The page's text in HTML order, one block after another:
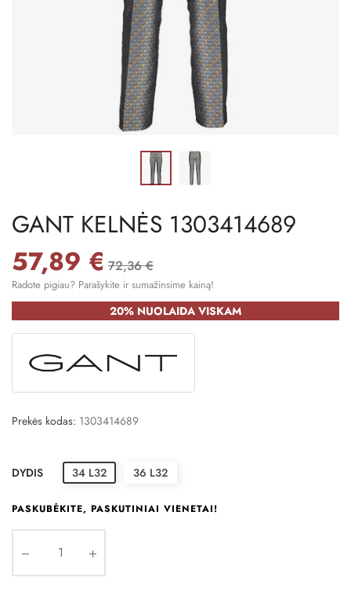
GANT KELNĖS 1303414689
57,89 € 72,36 €
Radote pigiau? Parašykite ir sumažinsime kainą!
20% NUOLAIDA VISKAM
Prekės kodas: 1303414689
DYDIS 34 L32 36 L32
PASKUBĖKITE, PASKUTINIAI VIENETAI!